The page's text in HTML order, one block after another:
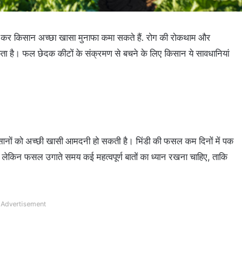
किसान अच्छा खासा मुनाफा कमा सकते हैं. रोग की रोकथाम और
है। फल छेदक कीटों के संक्रमण से बचने के लिए किसान ये सावधानियां
को अच्छी खासी आमदनी हो सकती है। भिंडी की फसल कम दिनों में पक
फसल उगाते समय कई महत्वपूर्ण बातों का ध्यान रखना चाहिए, ताकि
Advertisement